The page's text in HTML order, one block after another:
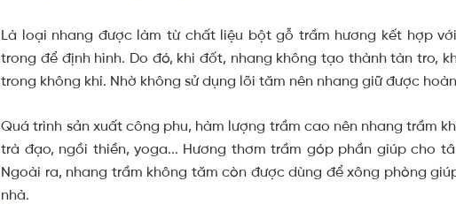
Là loại nhang được làm từ chất liệu bột gỗ trầm hương kết hợp
trong để định hình. Do đó, khi đốt, nhang không tạo thành tàn tro,
trong không khí. Nhờ không sử dụng lõi tăm nên nhang giữ được
Quá trình sản xuất công phu, hàm lượng trầm cao nên nhang trầm
trà đạo, ngồi thiền, yoga... Hương thơm trầm góp phần giúp cho
Ngoài ra, nhang trầm không tăm còn được dùng để xông phòng
nhà.